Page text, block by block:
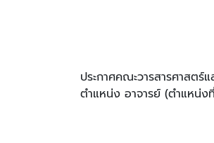
ประกาศคณะวารสารศาสตร์
ตำแหน่ง อาจารย์ (ตำแหน่